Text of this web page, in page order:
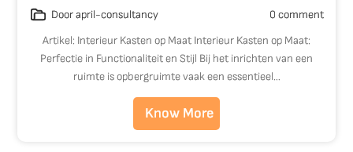
Door april-consultancy
0 comment
Artikel: Interieur Kasten op Maat Interieur Kasten op Maat:
Perfectie in Functionaliteit en Stijl Bij het inrichten van een
ruimte is opbergruimte vaak een essentieel…
Know More